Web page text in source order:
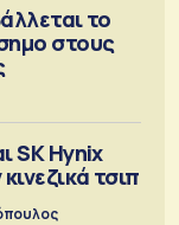
το
στους
SK Hynix
τσιπ